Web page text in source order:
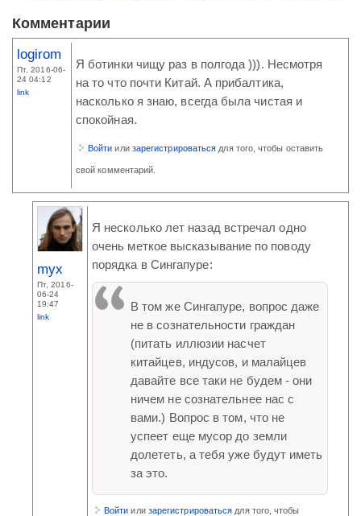
Комментарии
logirom
Пт, 2016-06-
24 04:12
link
Я ботинки чищу раз в полгода ))). Несмотря
на то что почти Китай. А прибалтика,
насколько я знаю, всегда была чистая и
спокойная.
Войти или зарегистрироваться для того, чтобы оставить
свой комментарий.
myx
Пт, 2016-
06-24
19:47
link
Я несколько лет назад встречал одно
очень меткое высказывание по поводу
порядка в Сингапуре:
В том же Сингапуре, вопрос даже
не в сознательности граждан
(питать иллюзии насчет
китайцев, индусов, и малайцев
давайте все таки не будем - они
ничем не сознательнее нас с
вами.) Вопрос в том, что не
успеет еще мусор до земли
долететь, а тебя уже будут иметь
за это.
Войти или зарегистрироваться для того, чтобы